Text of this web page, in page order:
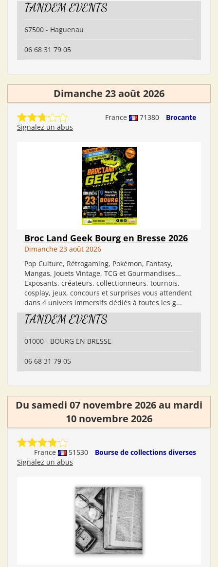
TANDEM EVENTS
67500 - Haguenau
06 68 31 79 05
Dimanche 23 août 2026
France 71380
Brocante
Signalez un abus
Broc Land Geek Bourg en Bresse 2026
Dimanche 23 août 2026
Pop Culture, Rétrogaming, Pokémon, Fantasy,
Mangas, Jouets Vintage, TCG et Gourmandises...
Exposants, créateurs, collectionneurs, tournois,
cosplay, jeux, concours et surprises vous attendent
dans 4 univers immersifs dédiés à toutes les g...
TANDEM EVENTS
01000 - BOURG EN BRESSE
06 68 31 79 05
Du samedi 07 novembre 2026 au mardi
10 novembre 2026
France 51530
Bourse de collections diverses
Signalez un abus